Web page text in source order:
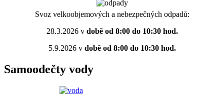
Svoz velkoobjemových a nebezpečných odpadů:
28.3.2026 vdobě od 8:00 do 10:30 hod.
5.9.2026 vdobě od 8:00 do 10:30 hod.
Samoodečty vody